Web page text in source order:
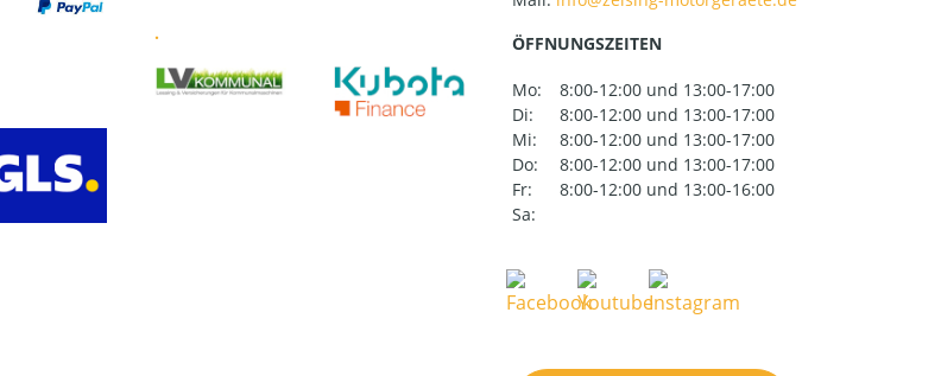
.
ÖFFNUNGSZEITEN
Mo:
8:00-12:00 und 13:00-17:00
Di:
8:00-12:00 und 13:00-17:00
Mi:
8:00-12:00 und 13:00-17:00
Do:
8:00-12:00 und 13:00-17:00
Fr:
8:00-12:00 und 13:00-16:00
Sa: